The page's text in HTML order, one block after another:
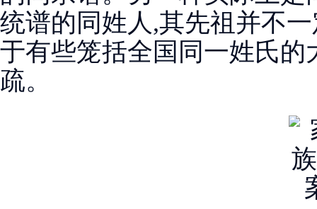
统谱的同姓人,其先祖并不
于有些笼括全国同一姓氏
疏。